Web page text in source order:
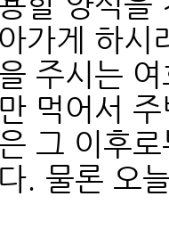
아가게 하시
주시는
만 먹어서
그 이후
다. 물론 오